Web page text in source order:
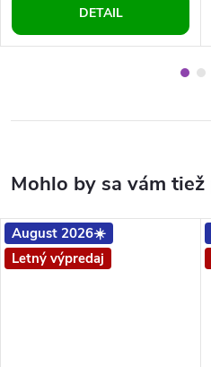
DETAIL
August 2026☀️
Letný výpredaj